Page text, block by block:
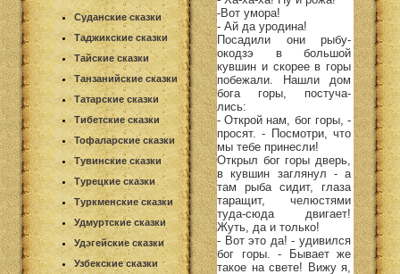
Суданские сказки
Таджикские сказки
Тайские сказки
Танзанийские сказки
Татарские сказки
Тибетские сказки
Тофаларские сказки
Тувинские сказки
Турецкие сказки
Туркменские сказки
Удмуртские сказки
Удэгейские сказки
Узбекские сказки
-Вот умора!
- Ай да уродина!
Посадили они рыбу-
окодзэ в большой
кувшин и скорее в горы
побежали. Нашли дом
бога горы, постуча-
лись:
- Открой нам, бог горы, -
просят. - Посмотри, что
мы тебе принесли!
Открыл бог горы дверь,
в кувшин заглянул - а
там рыба сидит, глаза
таращит, челюстями
туда-сюда двигает!
Жуть, да и только!
- Вот это да! - удивился
бог горы. - Бывает же
такое на свете! Вижу я,